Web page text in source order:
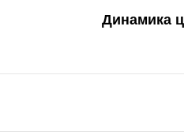
Динамика